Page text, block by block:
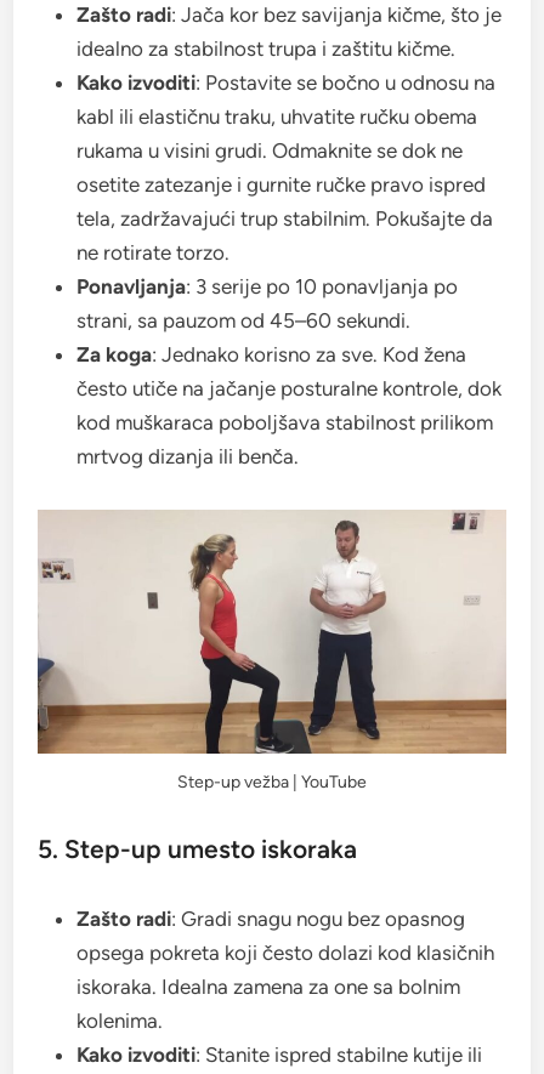
Zašto radi: Jača kor bez savijanja kičme, što je
idealno za stabilnost trupa i zaštitu kičme.
Kako izvoditi: Postavite se bočno u odnosu na
kabl ili elastičnu traku, uhvatite ručku obema
rukama u visini grudi. Odmaknite se dok ne
osetite zatezanje i gurnite ručke pravo ispred
tela, zadržavajući trup stabilnim. Pokušajte da
ne rotirate torzo.
Ponavljanja: 3 serije po 10 ponavljanja po
strani, sa pauzom od 45–60 sekundi.
Za koga: Jednako korisno za sve. Kod žena
često utiče na jačanje posturalne kontrole, dok
kod muškaraca poboljšava stabilnost prilikom
mrtvog dizanja ili benča.
Step-up vežba | YouTube
5. Step-up umesto iskoraka
Zašto radi: Gradi snagu nogu bez opasnog
opsega pokreta koji često dolazi kod klasičnih
iskoraka. Idealna zamena za one sa bolnim
kolenima.
Kako izvoditi: Stanite ispred stabilne kutije ili